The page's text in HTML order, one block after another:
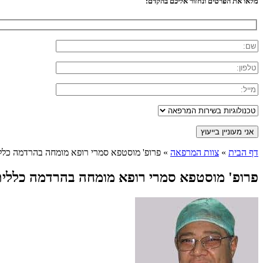
דף הבית » צוות המרפאה » פרופ' מוסטפא סמרי רופא מומחה בהרדמה
פרופ' מוסטפא סמרי רופא מומחה בהרדמה